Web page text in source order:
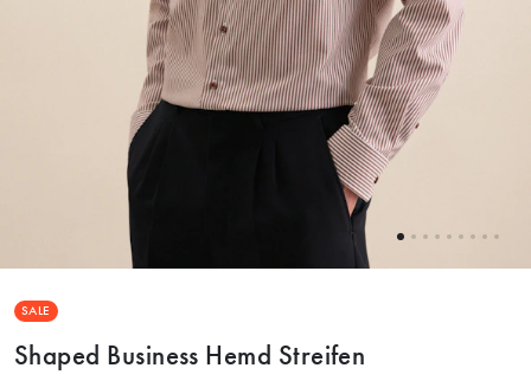
SALE
Shaped Business Hemd Streifen